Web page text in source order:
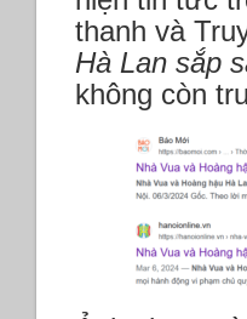
thanh và
Hà Lan sắp
không còn